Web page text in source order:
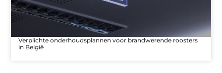
Verplichte onderhoudsplannen voor brandwerende roosters
in België